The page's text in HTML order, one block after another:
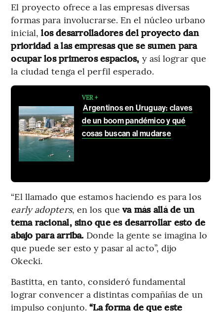
El proyecto ofrece a las empresas diversas
formas para involucrarse. En el núcleo urbano
inicial,los desarrolladores del proyecto dan
prioridad a las empresas que se sumen para
ocupar los primeros espacios, y así lograr que
la ciudad tenga el perfil esperado.
VER +
Argentinos en Uruguay: claves
de un boom pandémico y qué
cosas buscan al mudarse
“El llamado que estamos haciendo es para los
early adopters, en los queva más allá de un
tema racional, sino que es desarrollar esto de
abajo para arriba. Donde la gente se imagina lo
que puede ser esto y pasar al acto”, dijo
Okecki.
Bastitta, en tanto, consideró fundamental
lograr convencer a distintas compañías de un
impulso conjunto.“La forma de que este